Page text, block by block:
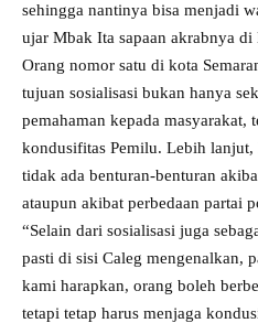
sehingga nantinya bisa menjadi
ujar Mbak Ita sapaan akrabnya
Orang nomor satu di kota
tujuan sosialisasi bukan hanya
pemahaman kepada masyarakat,
kondusifitas Pemilu. Lebih
tidak ada benturan-benturan
ataupun akibat perbedaan partai
“Selain dari sosialisasi juga
pasti di sisi Caleg mengenalkan,
kami harapkan, orang boleh
tetapi tetap harus menjaga